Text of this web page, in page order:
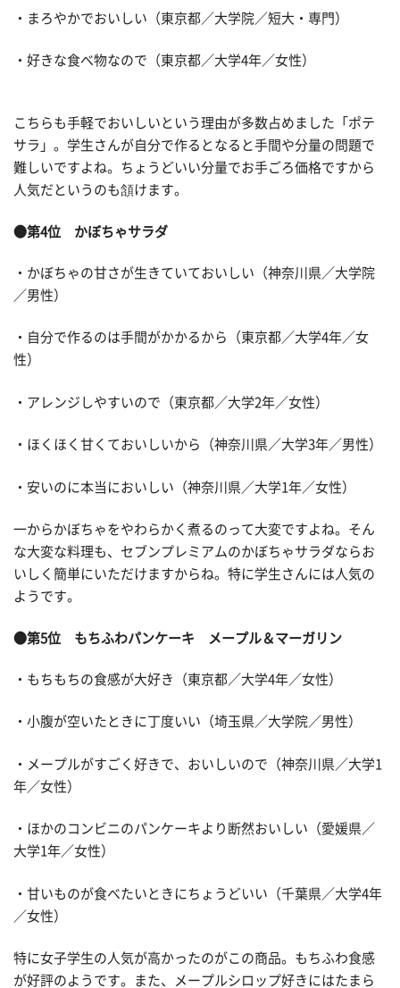
・まろやかでおいしい（東京都／大学院／短大・専門）
・好きな食べ物なので（東京都／大学4年／女性）
こちらも手軽でおいしいという理由が多数占めました「ポテ
サラ」。学生さんが自分で作るとなると手間や分量の問題で
難しいですよね。ちょうどいい分量でお手ごろ価格ですから
人気だというのも頷けます。
●第4位 かぼちゃサラダ
・かぼちゃの甘さが生きていておいしい（神奈川県／大学院
／男性）
・自分で作るのは手間がかかるから（東京都／大学4年／女
性）
・アレンジしやすいので（東京都／大学2年／女性）
・ほくほく甘くておいしいから（神奈川県／大学3年／男性）
・安いのに本当においしい（神奈川県／大学1年／女性）
一からかぼちゃをやわらかく煮るのって大変ですよね。そん
な大変な料理も、セブンプレミアムのかぼちゃサラダならお
いしく簡単にいただけますからね。特に学生さんには人気の
ようです。
●第5位 もちふわパンケーキ メープル＆マーガリン
・もちもちの食感が大好き（東京都／大学4年／女性）
・小腹が空いたときに丁度いい（埼玉県／大学院／男性）
・メープルがすごく好きで、おいしいので（神奈川県／大学1
年／女性）
・ほかのコンビニのパンケーキより断然おいしい（愛媛県／
大学1年／女性）
・甘いものが食べたいときにちょうどいい（千葉県／大学4年
／女性）
特に女子学生の人気が高かったのがこの商品。もちふわ食感
が好評のようです。また、メープルシロップ好きにはたまら